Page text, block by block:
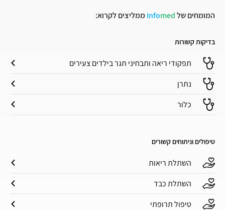
המומחים של Infomed ממליצים לקרוא:
בדיקות קשורות
תפקודי ריאה ותבחיני תגר בילדים צעירים
נתרן
כלור
טיפולים וניתוחים קשורים
השתלת ריאות
השתלת כבד
טיפול תרופתי